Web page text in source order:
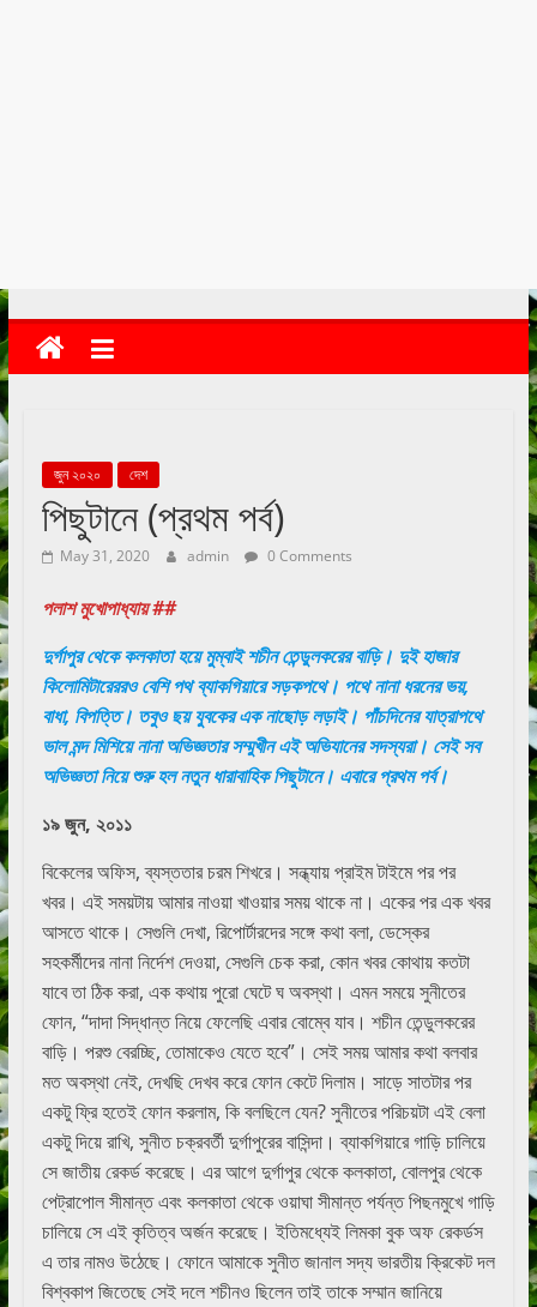
জুন ২০২০ দেশ
পিছুটানে (প্রথম পর্ব)
May 31, 2020 admin 0 Comments
পলাশ মুখোপাধ্যায় ##
দুর্গাপুরথেকে কলকাতা হয়ে মুম্বাই শচীন তেন্ডুলকরেরবাড়ি। দুই হাজার
কিলোমিটারেররও বেশিপথ ব্যাকগিয়ারেসড়কপথে। পথে নানা ধরনেরভয়,
বাধা, বিপত্তি। তবুও ছয় যুবকেরএক নাছোড় লড়াই। পাঁচদিনেরযাত্রাপথে
ভাল মন্দ মিশিয়ে নানা অভিজ্ঞতারসম্মুখীন এই অভিযানেরসদস্যরা। সেই সব
অভিজ্ঞতা নিয়ে শুরুহল নতুন ধারাবাহিক পিছুটানে। এবারেপ্রথমপর্ব।
১৯জুন, ২০১১
বিকেলের অফিস, ব্যস্ততার চরম শিখরে। সন্ধ্যায় প্রাইম টাইমে পর পর
খবর। এই সময়টায় আমার নাওয়া খাওয়ার সময় থাকে না। একের পর এক খবর
আসতে থাকে। সেগুলি দেখা, রিপোর্টারদের সঙ্গে কথা বলা, ডেস্কের
সহকর্মীদের নানা নির্দেশ দেওয়া, সেগুলি চেক করা, কোন খবর কোথায় কতটা
যাবে তা ঠিক করা, এক কথায় পুরো ঘেটে ঘ অবস্থা। এমন সময়ে সুনীতের
ফোন, “দাদা সিদ্ধান্ত নিয়ে ফেলেছি এবার বোম্বে যাব। শচীন তেন্ডুলকরের
বাড়ি। পরশু বেরচ্ছি, তোমাকেও যেতে হবে”। সেই সময় আমার কথা বলবার
মত অবস্থা নেই, দেখছি দেখব করে ফোন কেটে দিলাম। সাড়ে সাতটার পর
একটু ফ্রি হতেই ফোন করলাম, কি বলছিলে যেন? সুনীতের পরিচয়টা এই বেলা
একটু দিয়ে রাখি, সুনীত চক্রবর্তী দুর্গাপুরের বাসিন্দা। ব্যাকগিয়ারে গাড়ি চালিয়ে
সে জাতীয় রেকর্ড করেছে। এর আগে দুর্গাপুর থেকে কলকাতা, বোলপুর থেকে
পেট্রাপোল সীমান্ত এবং কলকাতা থেকে ওয়াঘা সীমান্ত পর্যন্ত পিছনমুখে গাড়ি
চালিয়ে সে এই কৃতিত্ব অর্জন করেছে। ইতিমধ্যেই লিমকা বুক অফ রেকর্ডস
এ তার নামও উঠেছে। ফোনে আমাকে সুনীত জানাল সদ্য ভারতীয় ক্রিকেট দল
বিশ্বকাপ জিতেছে সেই দলে শচীনও ছিলেন তাই তাকে সম্মান জানিয়ে